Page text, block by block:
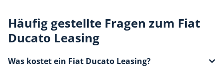
Häufig gestellte Fragen zum Fiat
Ducato Leasing
Was kostet ein Fiat Ducato Leasing?